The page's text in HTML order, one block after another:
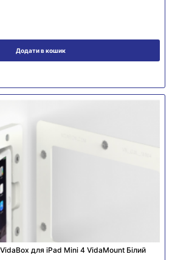
Додати в кошик
для iPad Mini 4 VidaMount Білий